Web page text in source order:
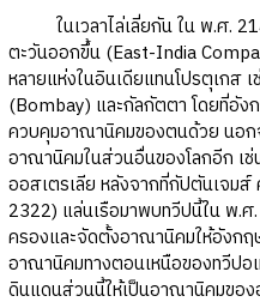
ในเวลาไล่เลี่ยกัน ใน พ.ศ.
ตะวันออกขึ้น (East-India
หลายแห่งในอินเดียแทนโปรตุเกส
(Bombay) และกัลกัตตา โดยที่อัง
ควบคุมอาณานิคมของตนด้วย นอ
อาณานิคมในส่วนอื่นของโลกอีก เช่
ออสเตรเลีย หลังจากที่กัปตันเจม
2322) แล่นเรือมาพบทวีปนี้ใน พ.
ครองและจัดตั้งอาณานิคมให้อังก
อาณานิคมทางตอนเหนือของทวีปอ
ดินแดนส่วนนี้ให้เป็นอาณานิคมขอ